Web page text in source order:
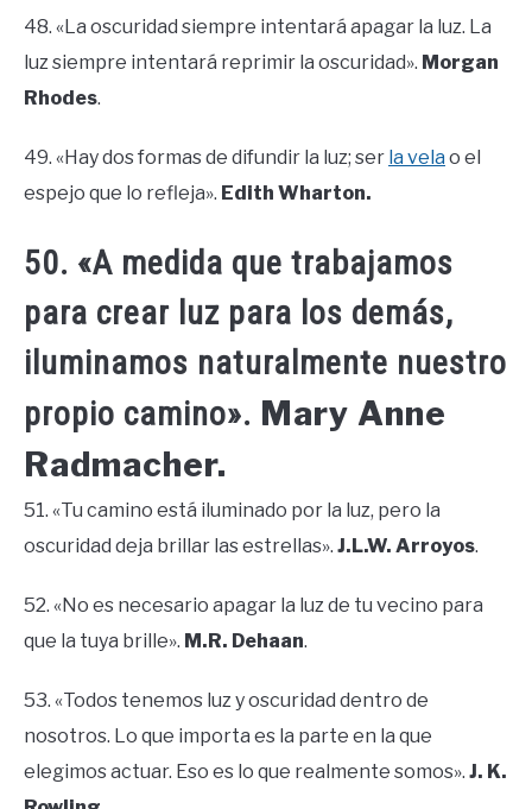
48. «La oscuridad siempre intentará apagar la luz. La
luz siempre intentará reprimir la oscuridad». Morgan
Rhodes.
49. «Hay dos formas de difundir la luz; ser la vela o el
espejo que lo refleja». Edith Wharton.
50. «A medida que trabajamos
para crear luz para los demás,
iluminamos naturalmente nuestro
propio camino». Mary Anne
Radmacher.
51. «Tu camino está iluminado por la luz, pero la
oscuridad deja brillar las estrellas». J.L.W. Arroyos.
52. «No es necesario apagar la luz de tu vecino para
que la tuya brille». M.R. Dehaan.
53. «Todos tenemos luz y oscuridad dentro de
nosotros. Lo que importa es la parte en la que
elegimos actuar. Eso es lo que realmente somos». J. K.